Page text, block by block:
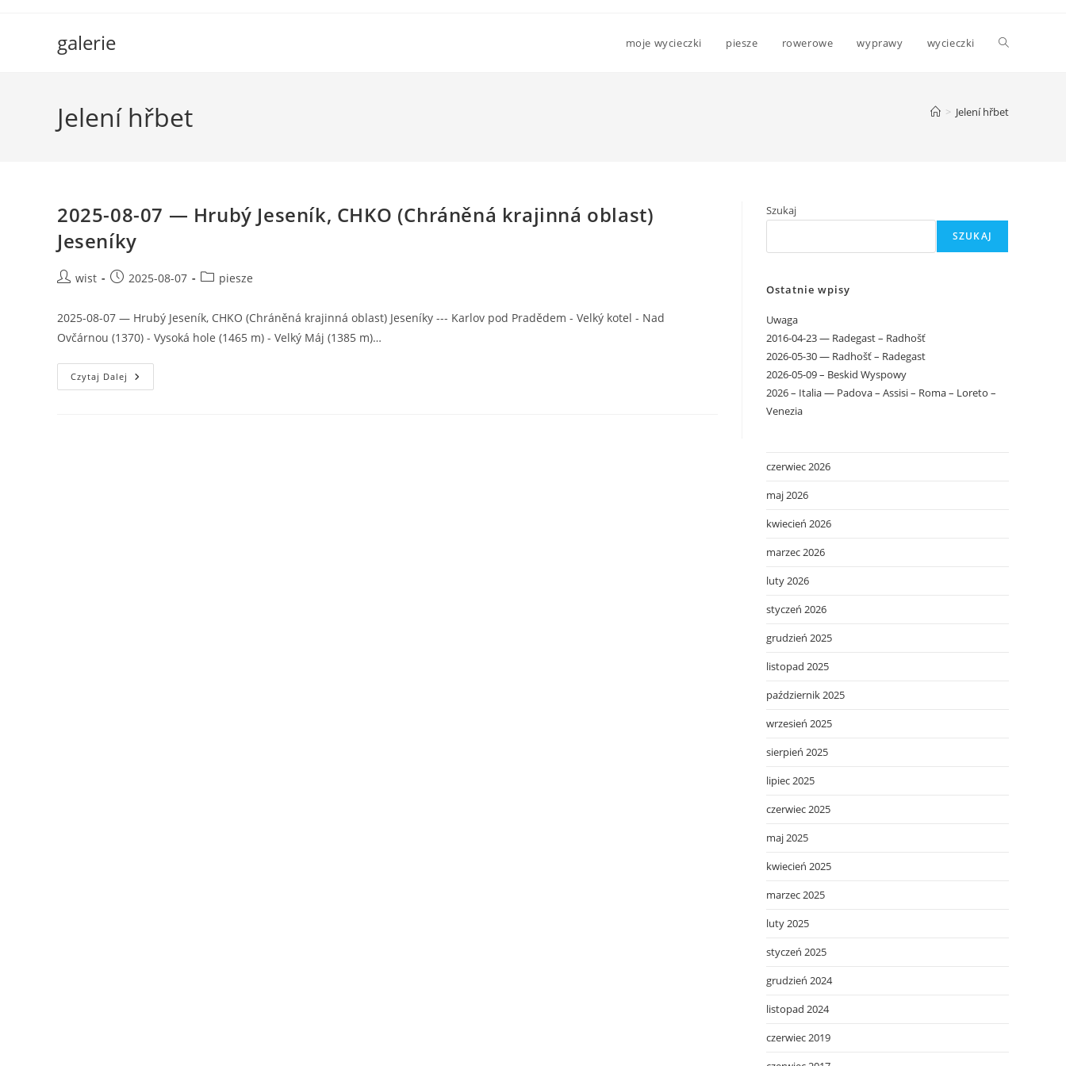
galerie moje wycieczki piesze rowerowe wyprawy wycieczki Toggle
Jelení hřbet > Jelení hřbet
2025-08-07 — Hrubý Jeseník, CHKO (Chráněná krajinná oblast)
Jeseníky
Postwist
Post2025-08-07
Postpiesze
2025-08-07 — Hrubý Jeseník, CHKO (Chráněná krajinná oblast) Jeseníky --- Karlov pod Pradědem - Velký kotel - Nad
Ovčárnou (1370) - Vysoká hole (1465 m) - Velký Máj (1385 m)…
Czytaj Dalej 2025-
08-
Szukaj
SZUKAJ
Ostatnie wpisy
Uwaga
2016-04-23 — Radegast – Radhošť
2026-05-30 — Radhošť – Radegast
2026-05-09 – Beskid Wyspowy
2026 – Italia — Padova – Assisi – Roma – Loreto –
Venezia
czerwiec 2026
maj 2026
kwiecień 2026
marzec 2026
luty 2026
styczeń 2026
grudzień 2025
listopad 2025
październik 2025
wrzesień 2025
sierpień 2025
lipiec 2025
czerwiec 2025
maj 2025
kwiecień 2025
marzec 2025
luty 2025
styczeń 2025
grudzień 2024
listopad 2024
czerwiec 2019